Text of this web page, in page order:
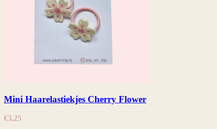
Mini Haarelastiekjes Cherry Flower
€3,25